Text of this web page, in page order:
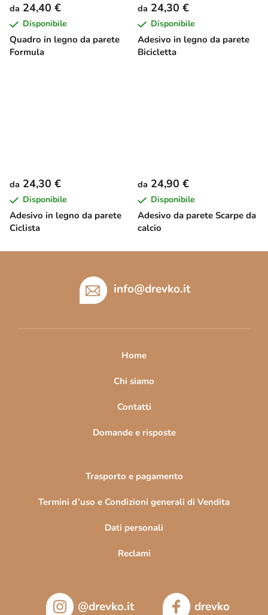
Quadro in legno da parete
Formula
da 24,40 €
Disponibile
Adesivo in legno da parete
Bicicletta
da 24,30 €
Disponibile
Adesivo in legno da parete
Ciclista
da 24,30 €
Disponibile
Adesivo da parete Scarpe da
calcio
da 24,90 €
Disponibile
info@drevko.it
Home
Chi siamo
Contatti
Domande e risposte
Trasporto e pagamento
Termini d’uso e Condizioni generali di Vendita
Dati personali
Reclami
@drevko.it drevko